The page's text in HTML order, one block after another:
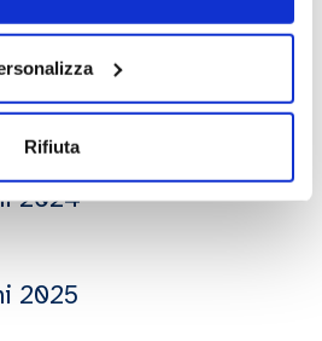
Rifiuta
Cattolica con
2024
2025